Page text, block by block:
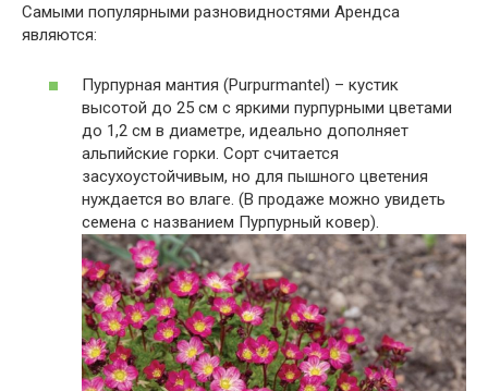
Самыми популярными разновидностями Арендса
являются:
Пурпурная мантия (Purpurmantel) – кустик
высотой до 25 см с яркими пурпурными цветами
до 1,2 см в диаметре, идеально дополняет
альпийские горки. Сорт считается
засухоустойчивым, но для пышного цветения
нуждается во влаге. (В продаже можно увидеть
семена с названием Пурпурный ковер).